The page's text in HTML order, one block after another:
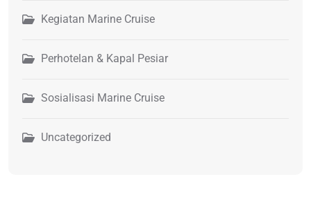
Kegiatan Marine Cruise
Perhotelan & Kapal Pesiar
Sosialisasi Marine Cruise
Uncategorized